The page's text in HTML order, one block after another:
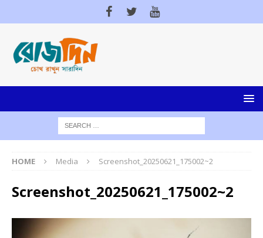
HOME Media Screenshot_20250621_175002~2
Screenshot_20250621_175002~2